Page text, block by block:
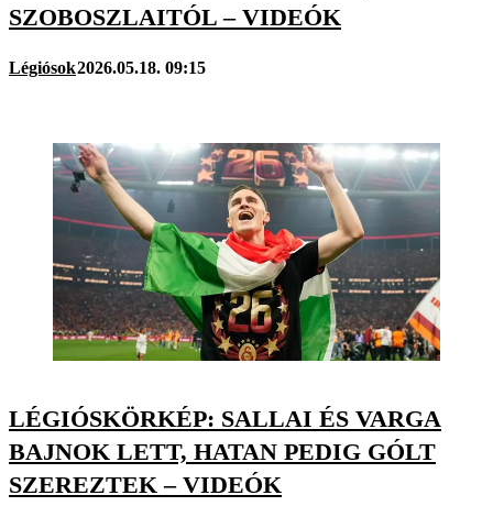
SZOBOSZLAITÓL – VIDEÓK
Légiósok2026.05.18. 09:15
LÉGIÓSKÖRKÉP: SALLAI ÉS VARGA
BAJNOK LETT, HATAN PEDIG GÓLT
SZEREZTEK – VIDEÓK